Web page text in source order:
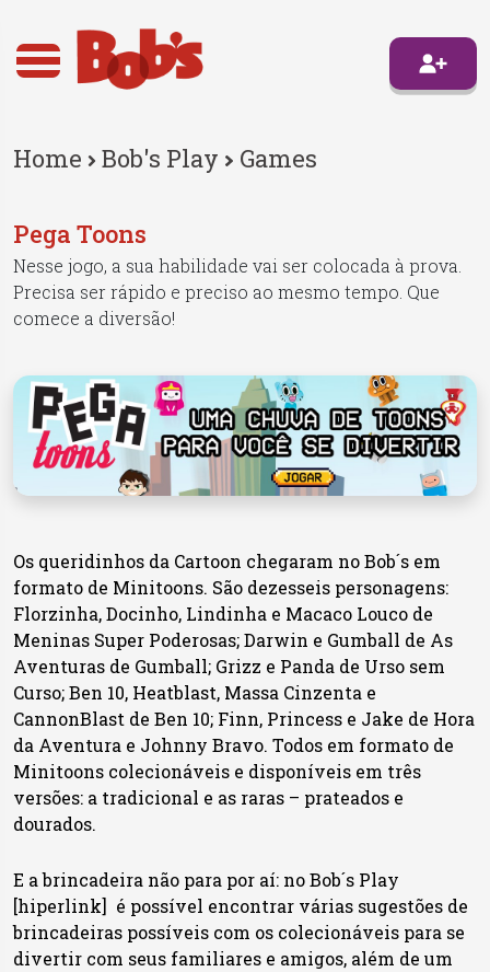
Home Bob's Play Games
Pega Toons
Nesse jogo, a sua habilidade vai ser colocada à prova.
Precisa ser rápido e preciso ao mesmo tempo. Que
comece a diversão!
Os queridinhos da Cartoon chegaram no Bob´s em
formato de Minitoons. São dezesseis personagens:
Florzinha, Docinho, Lindinha e Macaco Louco de
Meninas Super Poderosas; Darwin e Gumball de As
Aventuras de Gumball; Grizz e Panda de Urso sem
Curso; Ben 10, Heatblast, Massa Cinzenta e
CannonBlast de Ben 10; Finn, Princess e Jake de Hora
da Aventura e Johnny Bravo. Todos em formato de
Minitoons colecionáveis e disponíveis em três
versões: a tradicional e as raras – prateados e
dourados.​
E a brincadeira não para por aí: no Bob´s Play
[hiperlink] é possível encontrar várias sugestões de
brincadeiras possíveis com os colecionáveis para se
divertir com seus familiares e amigos, além de um